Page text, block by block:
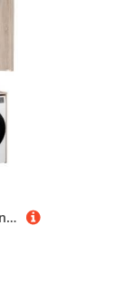
PLATAN ROOM Waschmaschinenschrank Badezimmer Hochschrank Überbauschrank für Waschmaschine und Wäschetrockner 210 x 65 x 50/56 cm weiß (Sonoma Eiche, 50 cm tief)